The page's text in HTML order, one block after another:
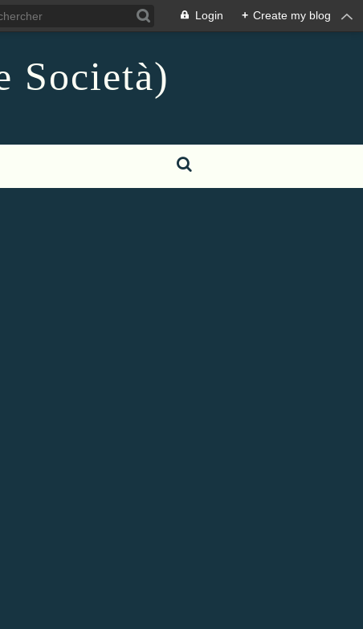
Login + Create my blog
Società)